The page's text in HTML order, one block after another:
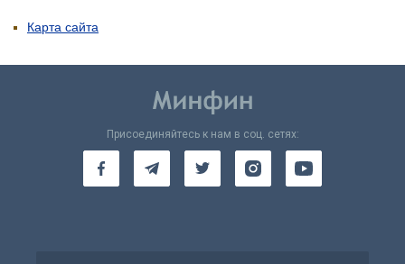
Карта сайта
Присоединяйтесь к нам в соц. сетях: